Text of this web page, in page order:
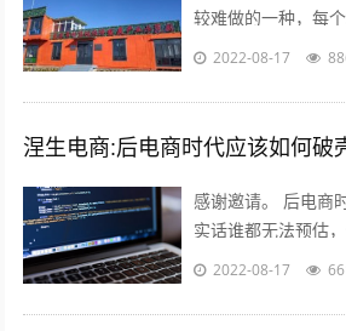
较难做的一种，每
品，根据产品的特
和...
2022-08-17
涅生电商:后电商时代应该如何破
感谢邀请。 后电商
实话谁都无法预估
可以借鉴，毕竟未
2022-08-17